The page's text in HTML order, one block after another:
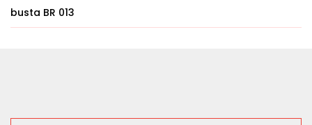
busta BR 013